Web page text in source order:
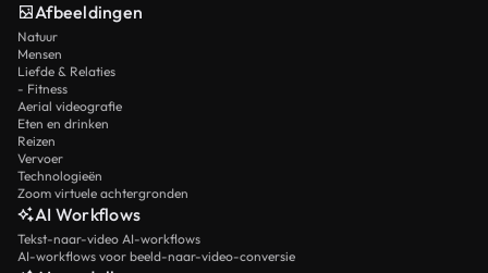
Afbeeldingen
Natuur
Mensen
Liefde & Relaties
- Fitness
Aerial videografie
Eten en drinken
Reizen
Vervoer
Technologieën
Zoom virtuele achtergronden
AI Workflows
Tekst-naar-video AI-workflows
AI-workflows voor beeld-naar-video-conversie